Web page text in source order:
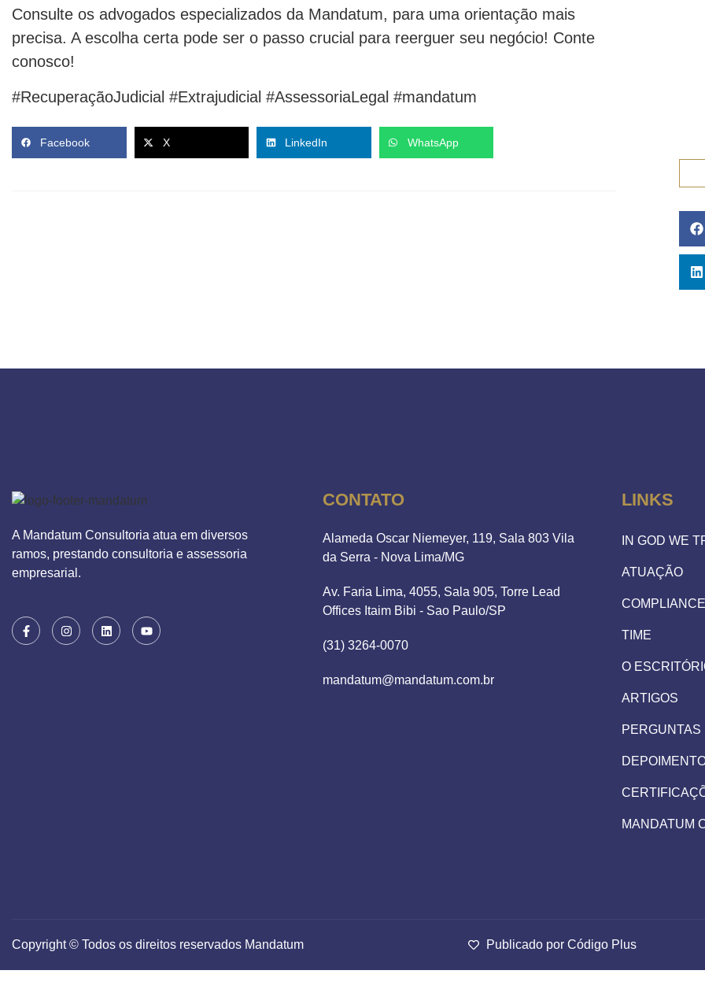
Consulte os advogados especializados da Mandatum, para uma orientação mais
precisa. A escolha certa pode ser o passo crucial para reerguer seu negócio! Conte
conosco!
#RecuperaçãoJudicial #Extrajudicial #AssessoriaLegal #mandatum
Facebook X LinkedIn WhatsApp
A Mandatum Consultoria atua em diversos
ramos, prestando consultoria e assessoria
empresarial.
CONTATO
Alameda Oscar Niemeyer, 119, Sala 803 Vila
da Serra - Nova Lima/MG
Av. Faria Lima, 4055, Sala 905, Torre Lead
Offices Itaim Bibi - Sao Paulo/SP
(31) 3264-0070
mandatum@mandatum.com.br
LINKS
IN GOD WE
ATUAÇÃO
COMPLIANCE
TIME
O
ARTIGOS
PERGUNTAS
MANDATUM
Copyright © Todos os direitos reservados Mandatum Publicado por Código Plus